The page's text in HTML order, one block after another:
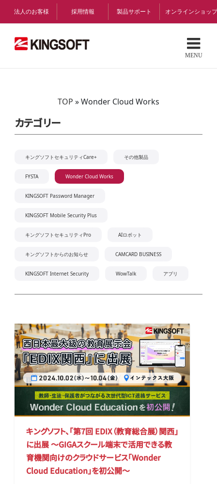
法人のお客様 採用情報 製品サポート オンラインショップ
TOP »Wonder Cloud Works
カテゴリー
キングソフトセキュリティCare+ その他製品
FYSTA Wonder Cloud Works
KINGSOFT Password Manager
KINGSOFT Mobile Security Plus
キングソフトセキュリティPro AIロボット
キングソフトからのお知らせ CAMCARD BUSINESS
KINGSOFT Internet Security WowTalk アプリ
キングソフト、「第7回 EDIX（教育総合展）関西」
に出展 ～GIGAスクール端末で活用できる教
育機関向けのクラウドサービス「Wonder
Cloud Education」を初公開～